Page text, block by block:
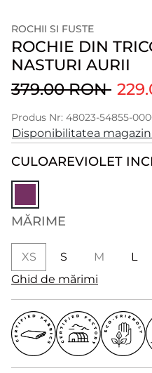
ROCHII SI FUSTE
ROCHIE DIN
NASTURI AURII
379.00 RON
Produs Nr: 48023-54855-
Disponibilitatea
CULOAREVIOLET
MĂRIME
XS S M L
Ghid de mărimi